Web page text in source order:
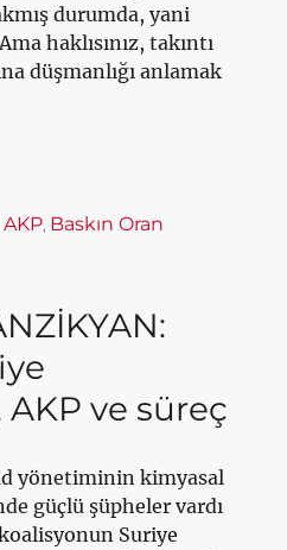
durumda, yani
haklısınız, takıntı
düşmanlığı anlamak
Etiketler
AKP, Baskın Oran
ve süreç
yönetiminin kimyasal
güçlü şüpheler vardı
Suriye